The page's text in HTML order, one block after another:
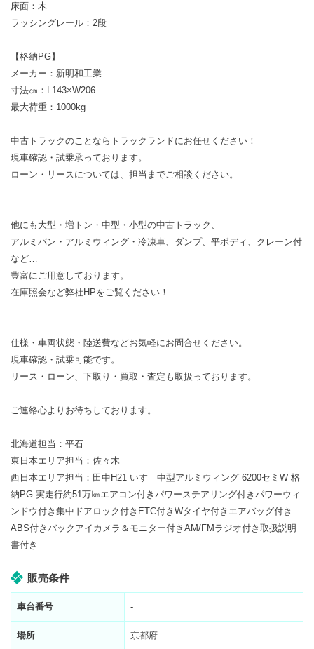
床面：木
ラッシングレール：2段
【格納PG】
メーカー：新明和工業
寸法㎝：L143×W206
最大荷重：1000kg
中古トラックのことならトラックランドにお任せください！
現車確認・試乗承っております。
ローン・リースについては、担当までご相談ください。
他にも大型・増トン・中型・小型の中古トラック、
アルミバン・アルミウィング・冷凍車、ダンプ、平ボディ、クレーン付
など…
豊富にご用意しております。
在庫照会など弊社HPをご覧ください！
仕様・車両状態・陸送費などお気軽にお問合せください。
現車確認・試乗可能です。
リース・ローン、下取り・買取・査定も取扱っております。
ご連絡心よりお待ちしております。
北海道担当：平石
東日本エリア担当：佐々木
西日本エリア担当：田中H21 いすゞ中型アルミウィング 6200セミW 格
納PG 実走行約51万㎞エアコン付きパワーステアリング付きパワーウィ
ンドウ付き集中ドアロック付きETC付きWタイヤ付きエアバッグ付き
ABS付きバックアイカメラ＆モニター付きAM/FMラジオ付き取扱説明
書付き
販売条件
車台番号 -
場所 京都府